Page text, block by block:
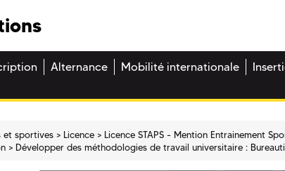
Alternance Mobilité internationale
et sportives Licence
Licence STAPS - Mention Entrainement
Développer des méthodologies de travail universitaire :